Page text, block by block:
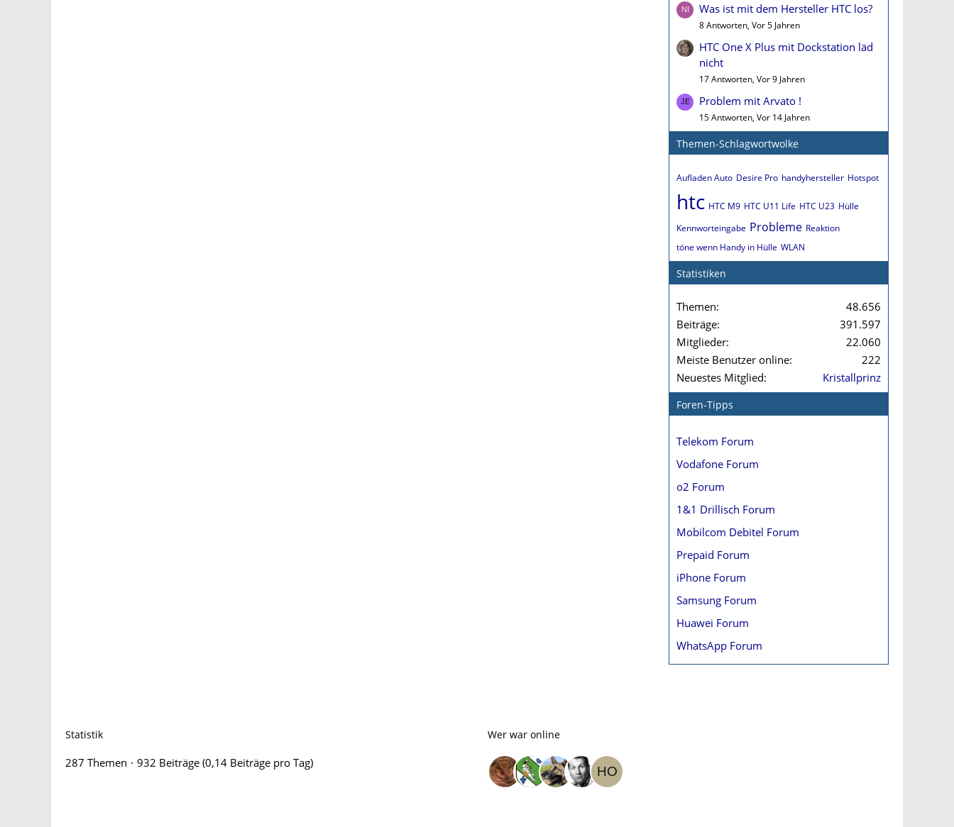
Was ist mit dem Hersteller HTC los?
8 Antworten, Vor 5 Jahren
HTC One X Plus mit Dockstation läd
nicht
17 Antworten, Vor 9 Jahren
Problem mit Arvato !
15 Antworten, Vor 14 Jahren
Themen-Schlagwortwolke
Aufladen Auto Desire Pro handyhersteller Hotspot
htc HTC M9 HTC U11 Life HTC U23 Hülle
Kennworteingabe Probleme Reaktion
töne wenn Handy in Hülle WLAN
Statistiken
Themen
48.656
Beiträge
391.597
Mitglieder
22.060
Meiste Benutzer online
222
Neuestes Mitglied
Kristallprinz
Foren-Tipps
Telekom Forum
Vodafone Forum
o2 Forum
1&1 Drillisch Forum
Mobilcom Debitel Forum
Prepaid Forum
iPhone Forum
Samsung Forum
Huawei Forum
WhatsApp Forum
Statistik
287 Themen 932 Beiträge (0,14 Beiträge pro Tag)
Wer war online